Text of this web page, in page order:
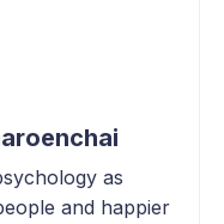
as
and happier